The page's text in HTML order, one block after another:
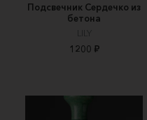
Подсвечник Сердечко из
бетона
1200 ₽